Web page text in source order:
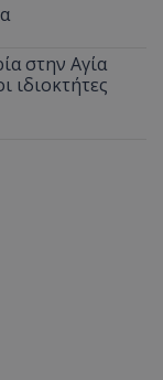
στην Αγία
ιδιοκτήτες